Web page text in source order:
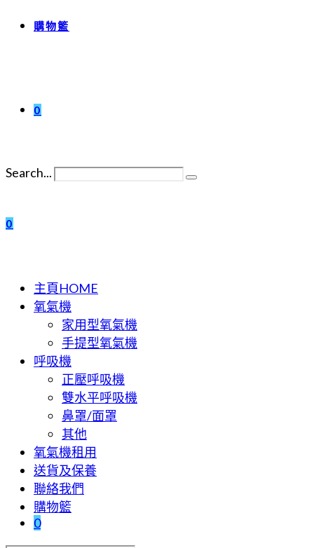
購物籃
0
Search...
Submit
0
the
button
collapse
主頁HOME
氧氣機
家用型氧氣機
手提型氧氣機
呼吸機
正壓呼吸機
雙水平呼吸機
鼻罩/面罩
其他
氧氣機租用
送貨及保養
聯絡我們
購物籃
0